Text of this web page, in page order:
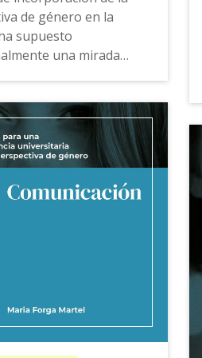
de género en la
supuesto
una mirada
en las experiencias
Como consecuencia,
convencional del pasado
y se ajusta poco a
histórica.
con perspectiva de
recursos docentes y
de consulta que
mirar al pasado para